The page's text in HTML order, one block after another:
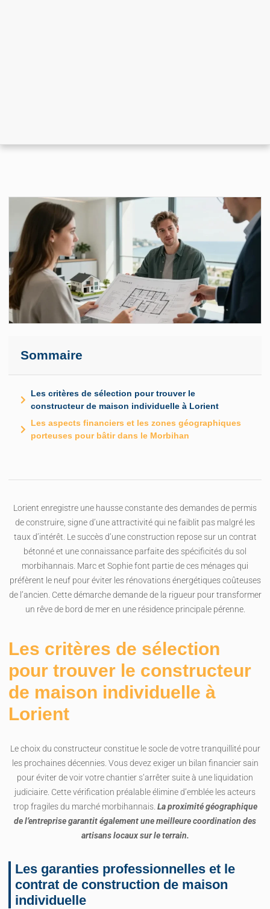
Sommaire
Les critères de sélection pour trouver le
constructeur de maison individuelle à Lorient
Les aspects financiers et les zones géographiques
porteuses pour bâtir dans le Morbihan
Lorient enregistre une hausse constante des demandes de permis
de construire, signe d’une attractivité qui ne faiblit pas malgré les
taux d’intérêt. Le succès d’une construction repose sur un contrat
bétonné et une connaissance parfaite des spécificités du sol
morbihannais. Marc et Sophie font partie de ces ménages qui
préfèrent le neuf pour éviter les rénovations énergétiques coûteuses
de l’ancien. Cette démarche demande de la rigueur pour transformer
un rêve de bord de mer en une résidence principale pérenne.
Les critères de sélection
pour trouver le constructeur
de maison individuelle à
Lorient
Le choix du constructeur constitue le socle de votre tranquillité pour
les prochaines décennies. Vous devez exiger un bilan financier sain
pour éviter de voir votre chantier s’arrêter suite à une liquidation
judiciaire. Cette vérification préalable élimine d’emblée les acteurs
trop fragiles du marché morbihannais. La proximité géographique
de l’entreprise garantit également une meilleure coordination des
artisans locaux sur le terrain.
Les garanties professionnelles et le
contrat de construction de maison
individuelle